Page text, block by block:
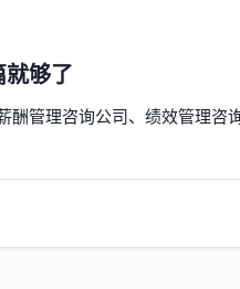
够了
酬管理咨询公司、绩效管理咨